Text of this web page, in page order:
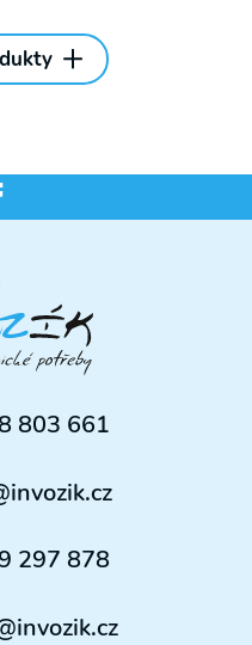
803 661
297 878